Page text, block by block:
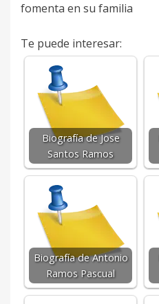
fomenta en su familia
Te puede interesar:
Biografía de Jose
Santos Ramos
Biografía de Antonio
Ramos Pascual